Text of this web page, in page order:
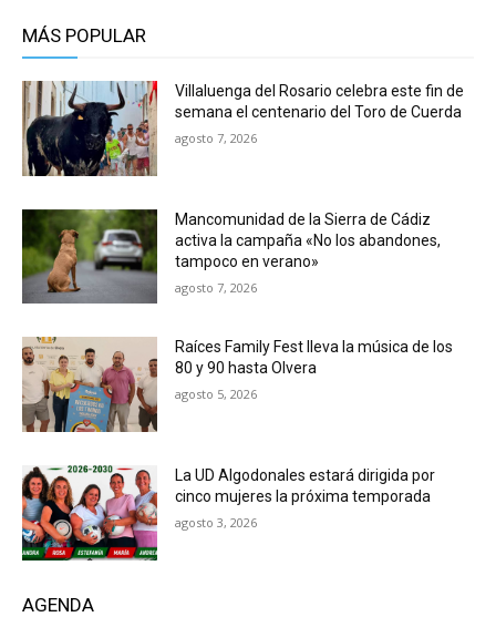
MÁS POPULAR
Villaluenga del Rosario celebra este fin de
semana el centenario del Toro de Cuerda
agosto 7, 2026
Mancomunidad de la Sierra de Cádiz
activa la campaña «No los abandones,
tampoco en verano»
agosto 7, 2026
Raíces Family Fest lleva la música de los
80 y 90 hasta Olvera
agosto 5, 2026
La UD Algodonales estará dirigida por
cinco mujeres la próxima temporada
agosto 3, 2026
AGENDA